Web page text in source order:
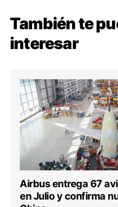
También te
interesar
Airbus entrega 67
en Julio y confirma